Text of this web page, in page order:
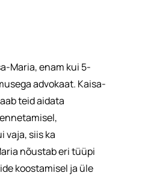
Maria, enam kui 5-
advokaat. Kaisa-
teid aidata
vaja, siis ka
nõustab eri tüüpi
koostamisel ja üle